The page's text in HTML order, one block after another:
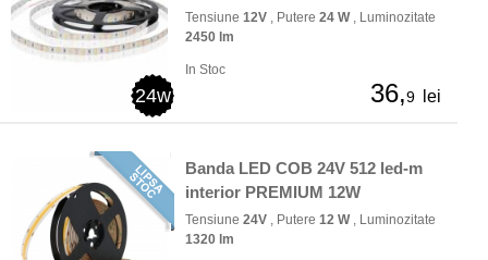
24w
Tensiune 12V , Putere 24 W, Luminozitate
2450 lm
In Stoc
36,9 lei
Banda LED COB 24V 512 led-m
interior PREMIUM 12W
Tensiune 24V , Putere 12 W, Luminozitate
1320 lm